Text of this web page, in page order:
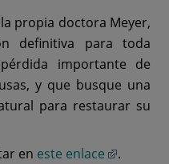
propia doctora Meyer,
definitiva para toda
importante de
y que busque una
para restaurar su
en este enlace .